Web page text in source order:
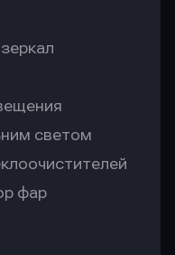
светом
фар